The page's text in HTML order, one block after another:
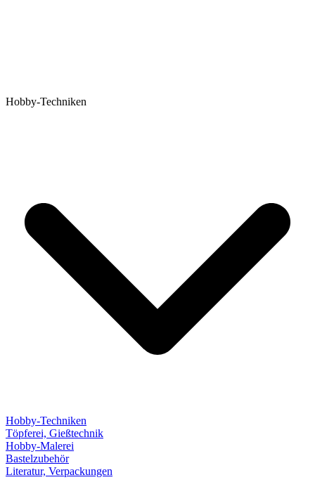
Hobby-Techniken
Hobby-Techniken
Töpferei, Gießtechnik
Hobby-Malerei
Bastelzubehör
Literatur, Verpackungen